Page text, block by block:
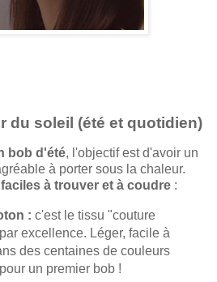
du soleil (été et quotidien)
bob d'été, l'objectif est d'avoir un
à porter sous la chaleur.
à trouver et à coudre :
: c'est le tissu "couture
excellence. Léger, facile à
des centaines de couleurs
un premier bob !